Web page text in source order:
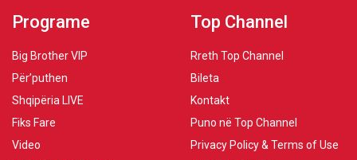
Programe
Big Brother VIP
Për’puthen
Shqipëria LIVE
Fiks Fare
Video
Top Channel
Rreth Top Channel
Bileta
Kontakt
Puno në Top Channel
Privacy Policy & Terms of Use